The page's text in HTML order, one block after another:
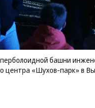
башни
центра «Шухов-парк» в